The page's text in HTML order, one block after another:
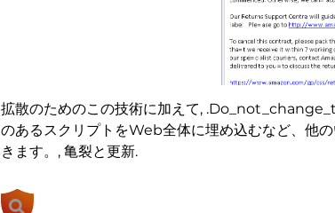
拡散のためのこの技術に加えて,
のあるスクリプトをWeb全体に埋め込むなど、他
きます。, 亀裂と更新.